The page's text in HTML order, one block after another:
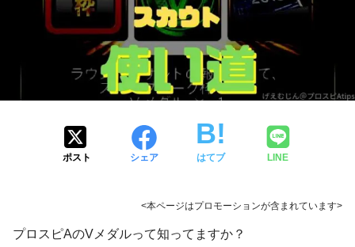
ポスト シェア はてブ LINE
<本ページはプロモーションが含まれています>
プロスピAのVメダルって知ってますか？